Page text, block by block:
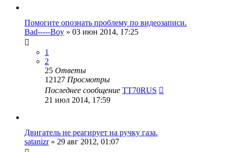
Помогите опознать проблему по видеозаписи.
Bad-----Boy » 03 июн 2014, 17:25
1
2
25 Ответы
12127 Просмотры
Последнее сообщение TT70RUS
21 июл 2014, 17:59
Двигатель не реагирует на ручку газа.
satanizr» 29 авг 2012, 01:07